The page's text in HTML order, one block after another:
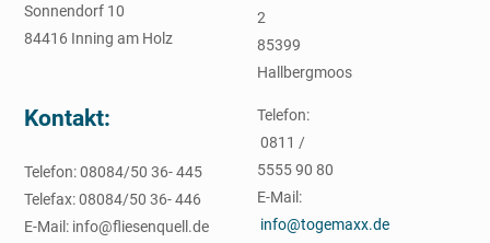
Sonnendorf 10
84416 Inning am Holz
Kontakt:
Telefon: 08084/50 36- 445
Telefax: 08084/50 36- 446
E-Mail: info@fliesenquell.de
2
85399
Hallbergmoos
Telefon:
0811 /
5555 90 80
E-Mail:
info@togemaxx.de